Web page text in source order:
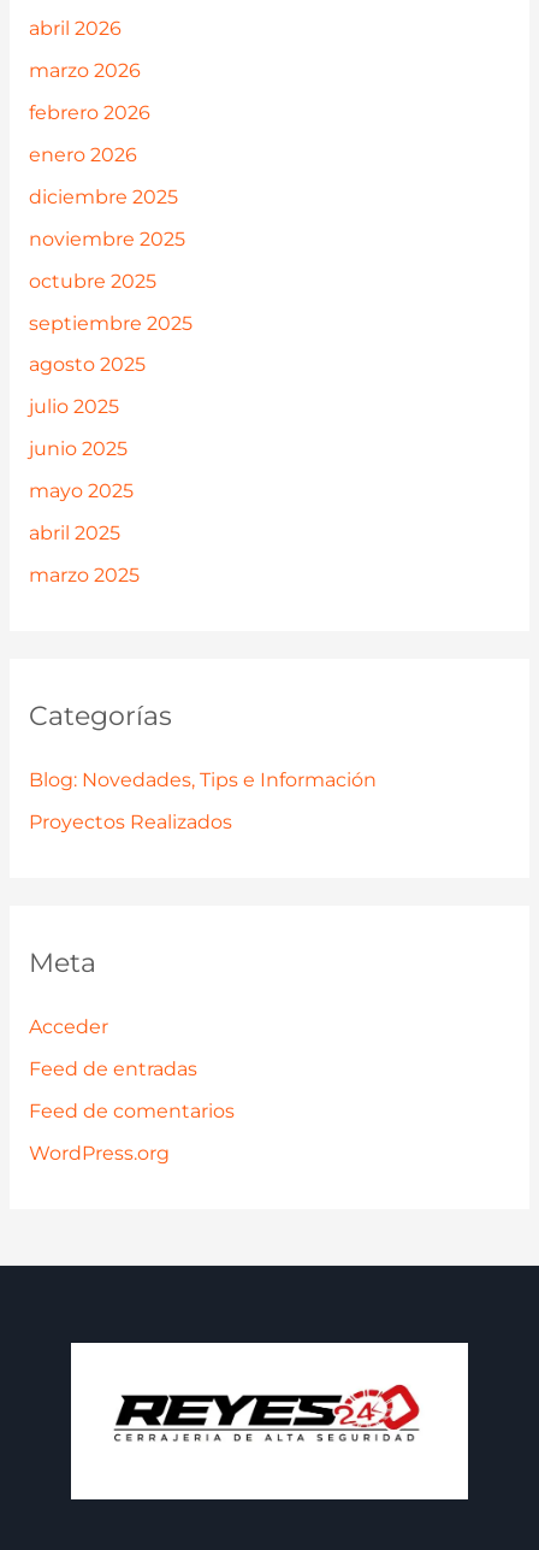
abril 2026
marzo 2026
febrero 2026
enero 2026
diciembre 2025
noviembre 2025
octubre 2025
septiembre 2025
agosto 2025
julio 2025
junio 2025
mayo 2025
abril 2025
marzo 2025
Categorías
Blog: Novedades, Tips e Información
Proyectos Realizados
Meta
Acceder
Feed de entradas
Feed de comentarios
WordPress.org